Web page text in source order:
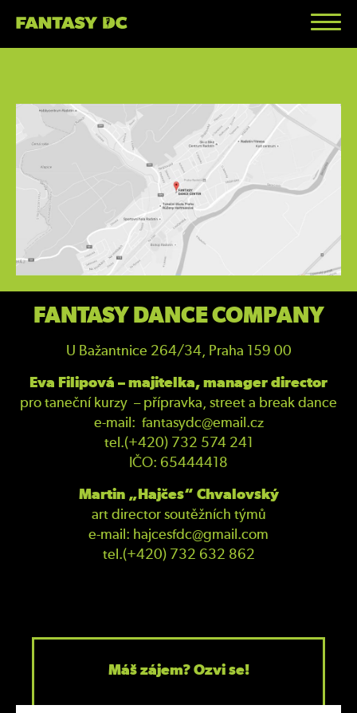
O NÁS
SUMMER CAMP 2026
ÚSPĚCHY
AKTUALITY
FANTASY DANCE COMPANY
U Bažantnice 264/34, Praha 159 00
Eva Filipová – majitelka, manager director
pro taneční kurzy – přípravka, street a break dance
e-mail: fantasydc@email.cz
tel.(+420) 732 574 241
IČO: 65444418
Martin „Hajčes“ Chvalovský
art director soutěžních týmů
e-mail: hajcesfdc@gmail.com
tel.(+420) 732 632 862
Máš zájem? Ozvi se!